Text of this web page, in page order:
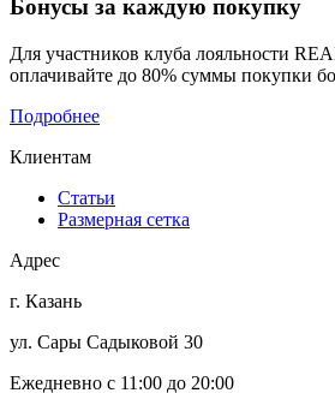
Бонусы за каждую покупку
Для участников клуба лояльности
оплачивайте до 80% суммы покупки
Подробнее
Клиентам
Статьи
Размерная сетка
Адрес
г. Казань
ул. Сары Садыковой 30
Ежедневно с 11:00 до 20:00